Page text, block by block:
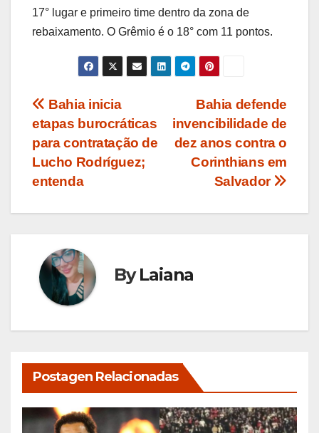
17° lugar e primeiro time dentro da zona de
rebaixamento. O Grêmio é o 18° com 11 pontos.
Navegação
de
Post
Bahia defende
invencibilidade de
dez anos contra o
Corinthians em
Salvador
Bahia inicia
etapas burocráticas
para contratação de
Lucho Rodríguez;
entenda
ByLaiana
Postagen Relacionadas